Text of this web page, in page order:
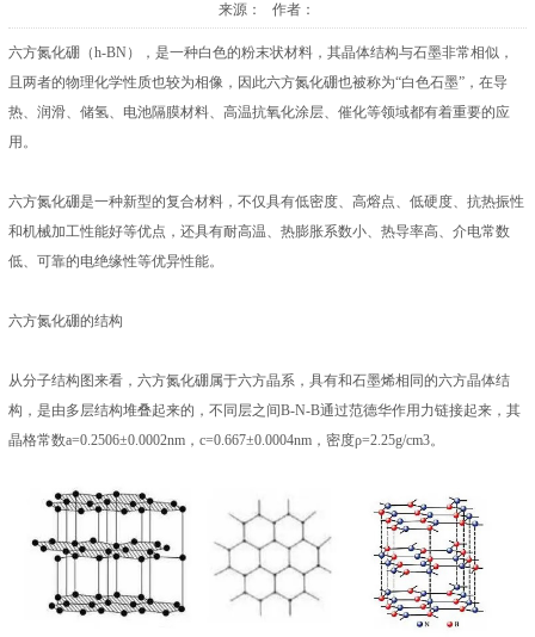
来源： 作者：
六方氮化硼（h-BN），是一种白色的粉末状材料，其晶体结构与石墨非常相似，
且两者的物理化学性质也较为相像，因此六方氮化硼也被称为“白色石墨”，在导
热、润滑、储氢、电池隔膜材料、高温抗氧化涂层、催化等领域都有着重要的应
用。
六方氮化硼是一种新型的复合材料，不仅具有低密度、高熔点、低硬度、抗热振性
和机械加工性能好等优点，还具有耐高温、热膨胀系数小、热导率高、介电常数
低、可靠的电绝缘性等优异性能。
六方氮化硼的结构
从分子结构图来看，六方氮化硼属于六方晶系，具有和石墨烯相同的六方晶体结
构，是由多层结构堆叠起来的，不同层之间B-N-B通过范德华作用力链接起来，其
晶格常数a=0.2506±0.0002nm，c=0.667±0.0004nm，密度ρ=2.25g/cm3。